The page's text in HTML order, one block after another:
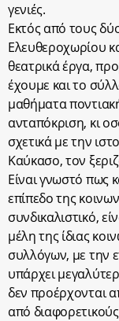
γενιές.
Εκτός από τους
Ελευθεροχωρίου
θεατρικά έργα,
έχουμε και το
μαθήματα
ανταπόκριση, κι
σχετικά με την
Καύκασο, τον
Είναι γνωστό πως
επίπεδο της
συνδικαλιστικό,
μέλη της ίδιας
συλλόγων, με την
υπάρχει
δεν προέρχονται
από